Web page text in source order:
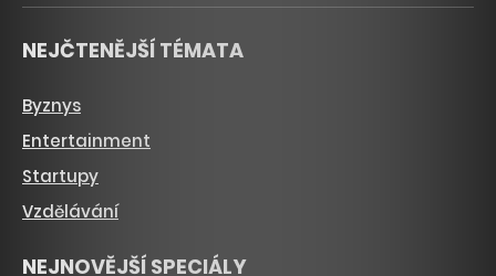
NEJČTENĚJŠÍ TÉMATA
Byznys
Entertainment
Startupy
Vzdělávání
NEJNOVĚJŠÍ SPECIÁLY